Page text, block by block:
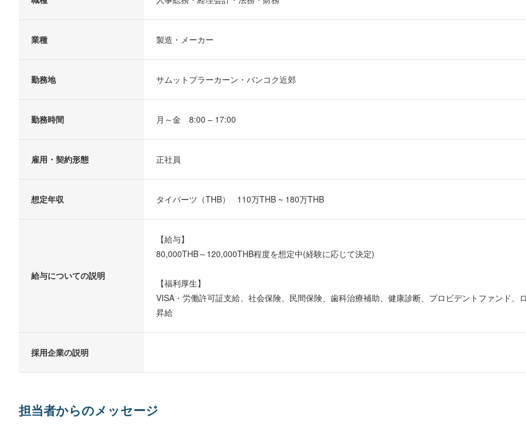
業種 製造・メーカー
勤務地 サムットプラーカーン・バンコク近郊
勤務時間 月～金 8:00 – 17:00
雇用・契約形態 正社員
想定年収 タイバーツ（THB） 110万THB ~ 180万THB
給与についての説明
【給与】
80,000THB～120,000THB程度を想定中(経験に応じて決定)
【福利厚生】
VISA・労働許可証支給、社会保険、民間保険、歯科治療補助、健康診断、プロビデントファンド
昇給
採用企業の説明
担当者からのメッセージ